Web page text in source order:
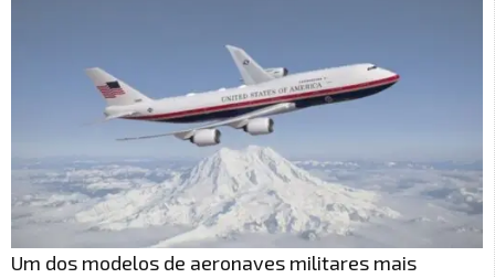
Um dos modelos de aeronaves militares mais